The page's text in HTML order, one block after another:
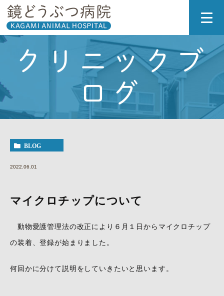
クリニックブ
ログ
BLOG
2022.06.01
マイクロチップについて
動物愛護管理法の改正により６月１日からマイクロチップ
の装着、登録が始まりました。
何回かに分けて説明をしていきたいと思います。